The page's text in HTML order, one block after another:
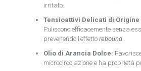
irritato.
Tensioattivi Delicati di Origine
Puliscono efficacemente senza
prevenendo l’effettorebound.
Olio di Arancia Dolce:
microcircolazione e ha proprietà